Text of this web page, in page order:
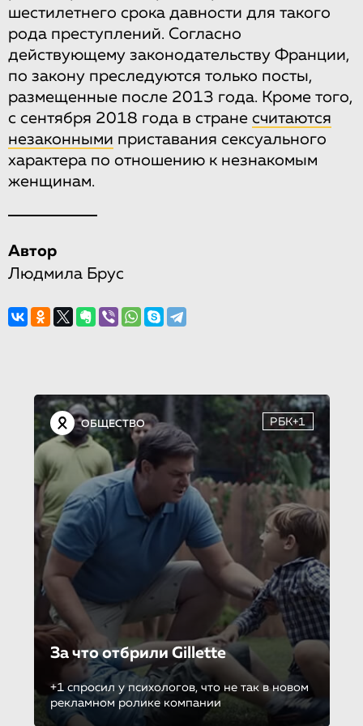
шестилетнего срока давности для такого
рода преступлений. Согласно
действующему законодательству Франции,
по закону преследуются только посты,
размещенные после 2013 года. Кроме того,
с сентября 2018 года в стране считаются
незаконными приставания сексуального
характера по отношению к незнакомым
женщинам.
Автор
Людмила Брус
ОБЩЕСТВО РБК+1
За что отбрили Gillette
+1 спросил у психологов, что не так в новом
рекламном ролике компании